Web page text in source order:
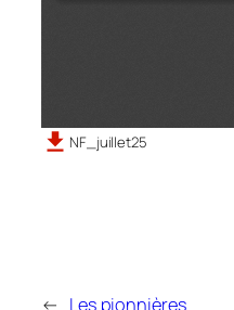
NF_juillet25
← Les pionnières